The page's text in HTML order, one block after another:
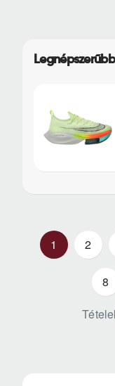
1 2
8